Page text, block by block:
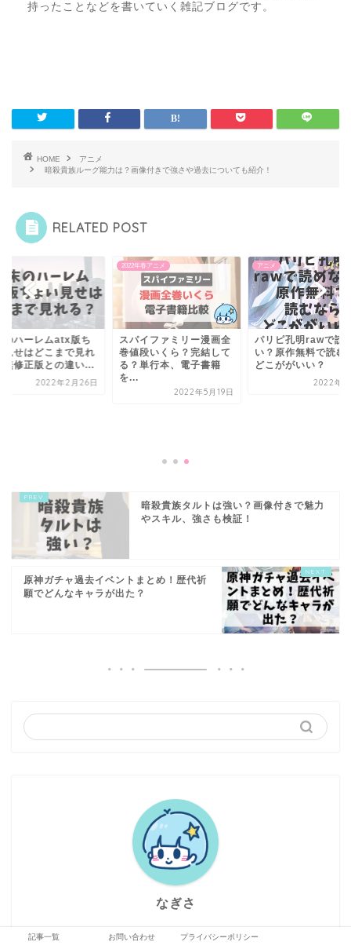
持ったことなどを書いていく雑記ブログです。
HOME
アニメ
暗殺貴族ルーグ能力は？画像付きで強さや過去についても紹介！
RELATED POST
のハーレムatx版ち
見せはどこまで見れ
無修正版との違い...
2022年2月26日
2022年春アニメ
スパイファミリー漫画全
巻値段いくら？完結して
る？単行本、電子書籍
を...
2022年5月19日
アニメ
パリピ孔明rawで読
い？原作無料で読む
どこががいい？
2022年4
暗殺貴族タルトは強い？画像付きで魅力
やスキル、強さも検証！
原神ガチャ過去イベントまとめ！歴代祈
願でどんなキャラが出た？
なぎさ
記事一覧 お問い合わせ プライバシーポリシー